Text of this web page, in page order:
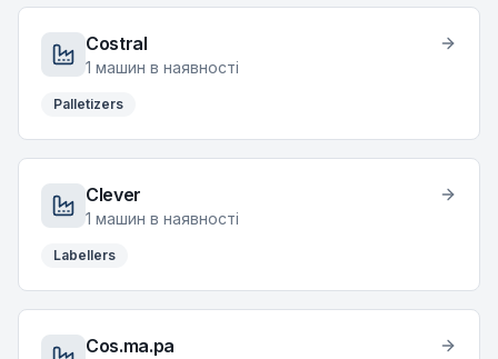
Costral
1 машин в наявності
Palletizers
Clever
1 машин в наявності
Labellers
Cos.ma.pa